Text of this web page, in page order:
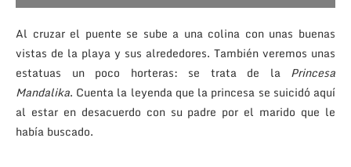
Al cruzar el puente se sube a una colina con unas buenas
vistas de la playa y sus alrededores. También veremos unas
estatuas un poco horteras: se trata de la Princesa
Mandalika. Cuenta la leyenda que la princesa se suicidó aquí
al estar en desacuerdo con su padre por el marido que le
había buscado.